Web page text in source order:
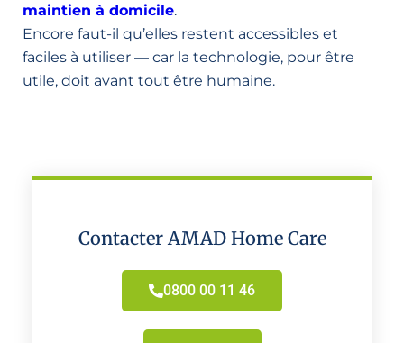
maintien à domicile.
Encore faut-il qu’elles restent accessibles et
faciles à utiliser — car la technologie, pour être
utile, doit avant tout être humaine.
Contacter AMAD Home Care
0800 00 11 46